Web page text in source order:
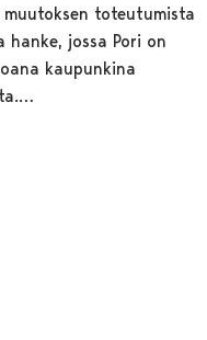
toteutumista
hanke, jossa Pori on
kaupunkina